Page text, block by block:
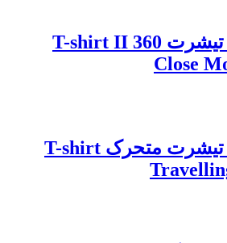
پروژه افترافکت تیشرت T-shirt II 360
Close
پروژه افترافکت تیشرت متحرک T-shirt